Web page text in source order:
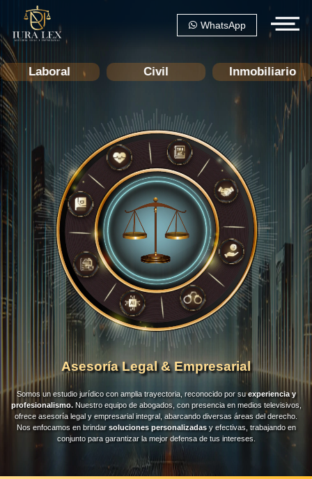
WhatsApp
Civil Inmobiliario Penal
Asesoría Legal & Empresarial
Somos un estudio jurídico con amplia trayectoria, reconocido por suexperiencia y
profesionalismo.Nuestro equipo de abogados, con presencia en medios televisivos,
ofrece asesoría legal y empresarial integral, abarcando diversas áreas del derecho.
Nos enfocamos en brindar soluciones personalizadasy efectivas, trabajando en
conjunto para garantizar la mejor defensa de tus intereses.